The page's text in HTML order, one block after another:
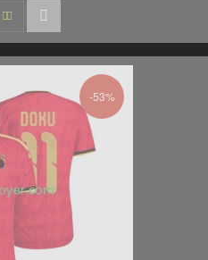
-53%